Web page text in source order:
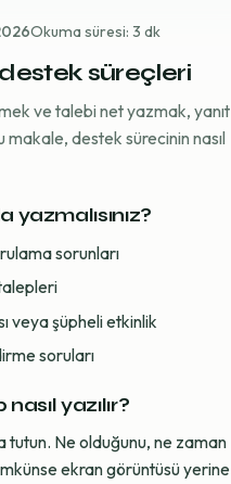
Okuma süresi: 3 dk
süreçleri
ve talebi net yazmak, yanıt
makale, destek sürecinin nasıl
yazmalısınız?
sorunları
veya şüpheli etkinlik
soruları
yazılır?
tutun. Ne olduğunu, ne zaman
ekran görüntüsü yerine